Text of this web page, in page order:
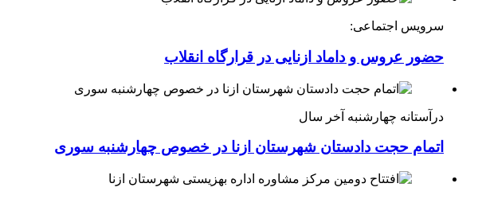
سرویس اجتماعی:
حضور عروس و داماد ازنایی در قرارگاه انقلاب
درآستانه چهارشنبه آخر سال
اتمام حجت دادستان شهرستان ازنا در خصوص چهارشنبه ‌سوری